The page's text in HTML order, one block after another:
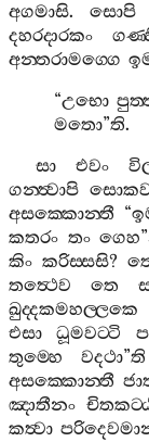
අගමාසි. සොපි
දහරදාරකං
අන‍්තරාමග‍්ගෙ
“උභො
මතො”ති.
සා
එවං
ගන‍්ත්‍වාපි
අසක‍්කොන‍්තී “
කතරං තං ගෙහ”
කිං කරිස‍්සසි?
තත්‍ථෙව
තෙ
ඛුද‍්දකමහල‍්ලකෙ
එසා
ධූමවට‍්ටි
තුම‍්හෙ
වදථා”ති
අසක‍්කොන‍්තී
ඤාතීනං
කත්‍වා